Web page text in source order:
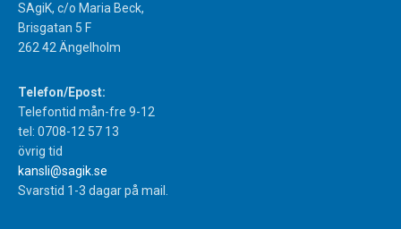
SAgiK, c/o Maria Beck,
Brisgatan 5 F
262 42 Ängelholm
Telefon/Epost:
Telefontid mån-fre 9-12
tel: 0708-12 57 13
övrig tid
kansli@sagik.se
Svarstid 1-3 dagar på mail.